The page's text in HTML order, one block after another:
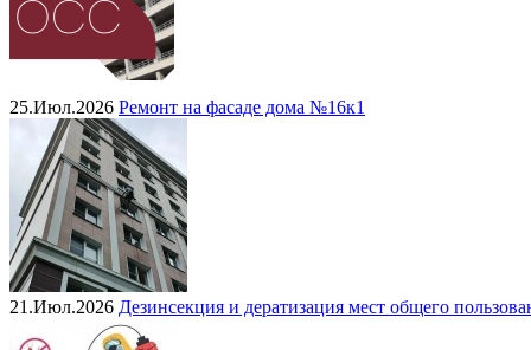
25.Июл.2026 Ремонт на фасаде дома №16к1
21.Июл.2026 Дезинсекция и дератизация мест общего